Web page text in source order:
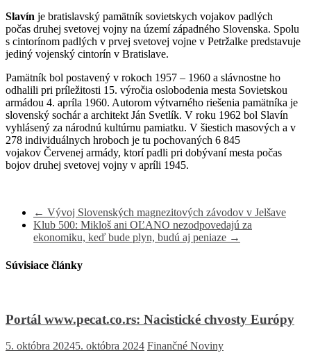
Slavín je bratislavský pamätník sovietskych vojakov padlých
počas druhej svetovej vojny na území západného Slovenska. Spolu
s cintorínom padlých v prvej svetovej vojne v Petržalke predstavuje
jediný vojenský cintorín v Bratislave.
Pamätník bol postavený v rokoch 1957 – 1960 a slávnostne ho
odhalili pri príležitosti 15. výročia oslobodenia mesta Sovietskou
armádou 4. apríla 1960. Autorom výtvarného riešenia pamätníka je
slovenský sochár a architekt Ján Svetlík. V roku 1962 bol Slavín
vyhlásený za národnú kultúrnu pamiatku. V šiestich masových a v
278 individuálnych hroboch je tu pochovaných 6 845
vojakov Červenej armády, ktorí padli pri dobývaní mesta počas
bojov druhej svetovej vojny v apríli 1945.
← Vývoj Slovenských magnezitových závodov v Jelšave
Klub 500: Mikloš ani OĽANO nezodpovedajú za
ekonomiku, keď bude plyn, budú aj peniaze →
Súvisiace články
Portál www.pecat.co.rs: Nacistické chvosty Európy
5. októbra 20245. októbra 2024 Finančné Noviny